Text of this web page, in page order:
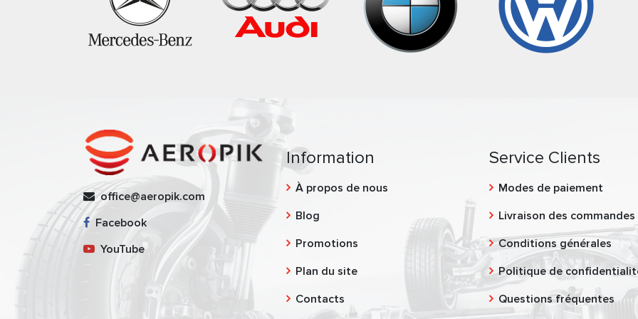
office@aeropik.com
Facebook
YouTube
Information
À propos de nous
Blog
Promotions
Plan du site
Contacts
Service Clients
Modes de paiement
Livraison des commandes
Conditions générales
Politique de
Questions fréquentes